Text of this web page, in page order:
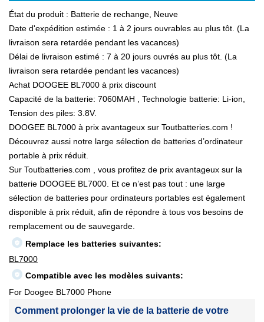
État du produit : Batterie de rechange, Neuve
Date d'expédition estimée : 1 à 2 jours ouvrables au plus tôt. (La
livraison sera retardée pendant les vacances)
Délai de livraison estimé : 7 à 20 jours ouvrés au plus tôt. (La
livraison sera retardée pendant les vacances)
Achat DOOGEE BL7000 à prix discount
Capacité de la batterie: 7060MAH , Technologie batterie: Li-ion,
Tension des piles: 3.8V.
DOOGEE BL7000 à prix avantageux sur Toutbatteries.com !
Découvrez aussi notre large sélection de batteries d’ordinateur
portable à prix réduit.
Sur Toutbatteries.com , vous profitez de prix avantageux sur la
batterie DOOGEE BL7000. Et ce n’est pas tout : une large
sélection de batteries pour ordinateurs portables est également
disponible à prix réduit, afin de répondre à tous vos besoins de
remplacement ou de sauvegarde.
Remplace les batteries suivantes:
BL7000
Compatible avec les modèles suivants:
For Doogee BL7000 Phone
Comment prolonger la vie de la batterie de votre